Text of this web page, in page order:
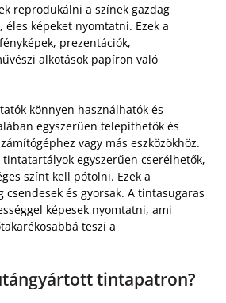
reprodukálni a színek gazdag
éles képeket nyomtatni. Ezek a
prezentációk,
alkotások papíron való
könnyen használhatók és
egyszerűen telepíthetők és
vagy más eszközökhöz.
egyszerűen cserélhetők,
színt kell pótolni. Ezek a
csendesek és gyorsak. A tintasugaras
képesek nyomtatni, ami
teszi a
tintapatron?